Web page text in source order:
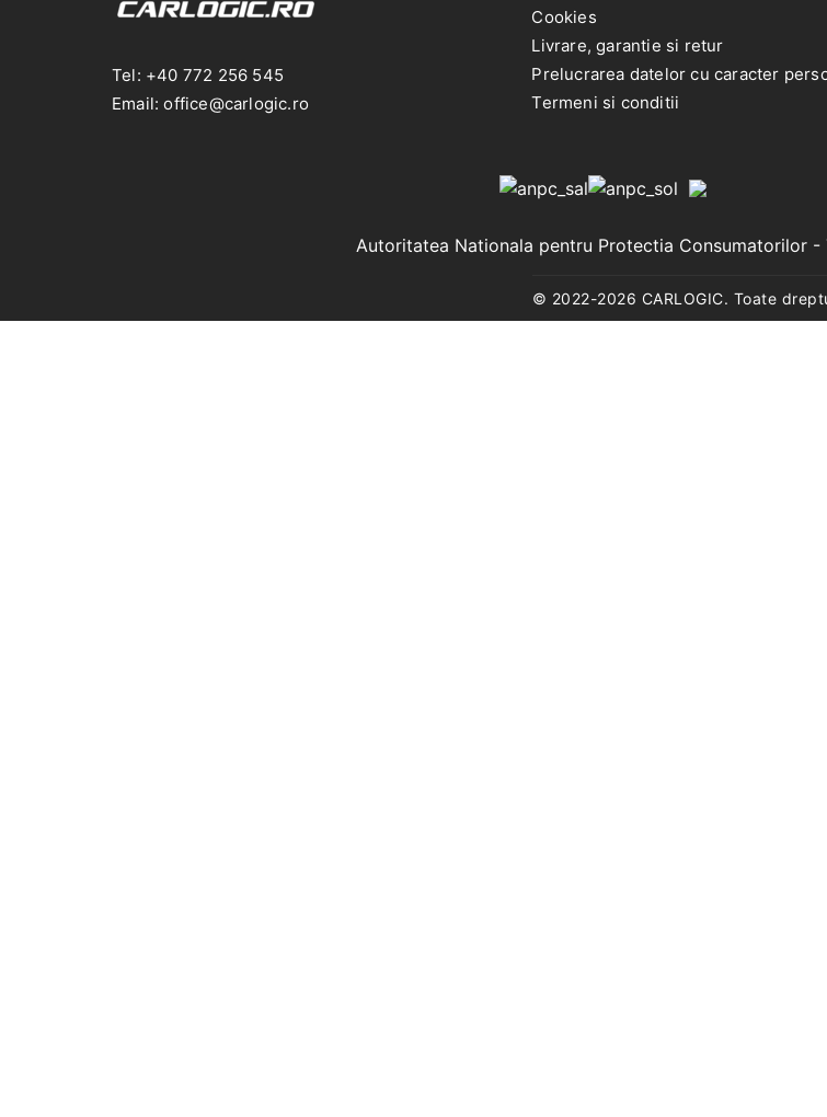
Tel: +40 772 256 545
Email: office@carlogic.ro
Cookies
Livrare, garantie si retur
Prelucrarea datelor cu caracter
Termeni si conditii
Autoritatea Nationala pentru Protectia Consumatorilor-
© 2022-2026 CARLOGIC. Toate